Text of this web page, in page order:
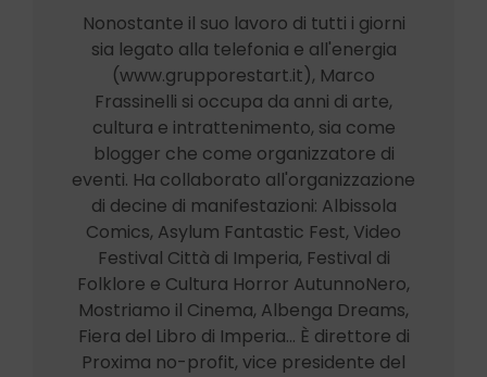
Nonostante il suo lavoro di tutti i giorni
sia legato alla telefonia e all'energia
(www.grupporestart.it), Marco
Frassinelli si occupa da anni di arte,
cultura e intrattenimento, sia come
blogger che come organizzatore di
eventi. Ha collaborato all'organizzazione
di decine di manifestazioni: Albissola
Comics, Asylum Fantastic Fest, Video
Festival Città di Imperia, Festival di
Folklore e Cultura Horror AutunnoNero,
Mostriamo il Cinema, Albenga Dreams,
Fiera del Libro di Imperia... È direttore di
Proxima no-profit, vice presidente del